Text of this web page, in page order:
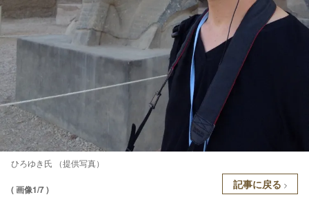
ひろゆき氏 （提供写真）
( 画像1/7 ) 記事に戻る